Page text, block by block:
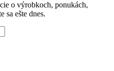
o výrobkoch, ponukách,
sa ešte dnes.